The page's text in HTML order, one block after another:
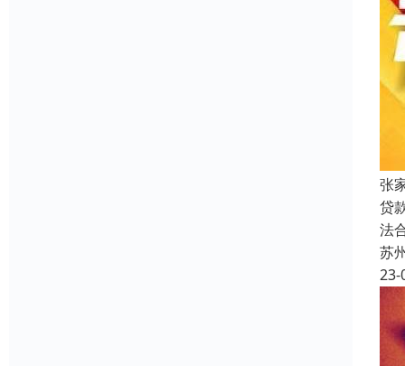
张
贷
法
苏
23-